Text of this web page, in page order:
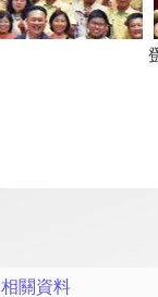
相關資料